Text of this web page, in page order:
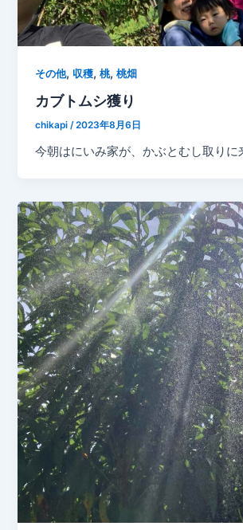
その他, 収穫,桃,桃畑
カブトムシ獲り
chikapi/2023年8月6日
今朝はにいみ家が、かぶとむし取りに